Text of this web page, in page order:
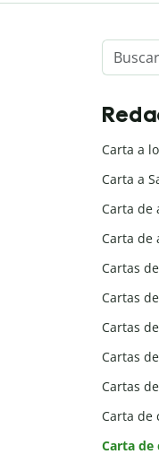
Carta a
Carta a
Carta de
Carta de
Cartas
Cartas
Cartas
Cartas
Cartas
Carta de
Carta de